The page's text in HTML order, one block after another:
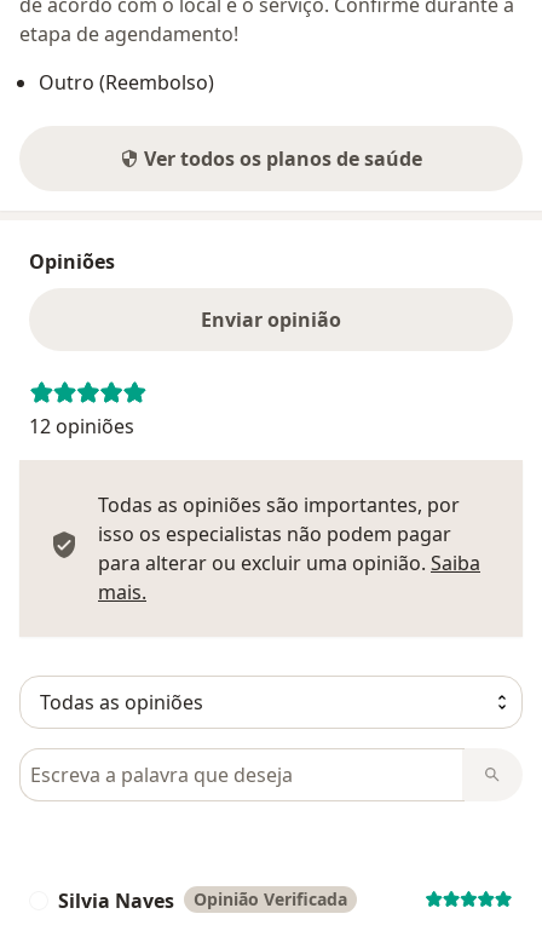
etapa de agendamento!
Outro (Reembolso)
Ver todos os planos de saúde
Opiniões
Enviar opinião
12 opiniões
Todas as opiniões são importantes, por
isso os especialistas não podem pagar
para alterar ou excluir uma opinião. Saiba
mais.
Pesquisar em opiniões
Silvia Naves Opinião Verificada